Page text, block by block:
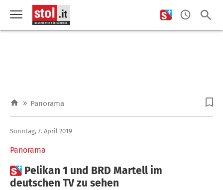
» Panorama
Panorama
Sonntag, 7. April 2019
 Pelikan 1 und BRD Martell im
deutschen TV zu sehen